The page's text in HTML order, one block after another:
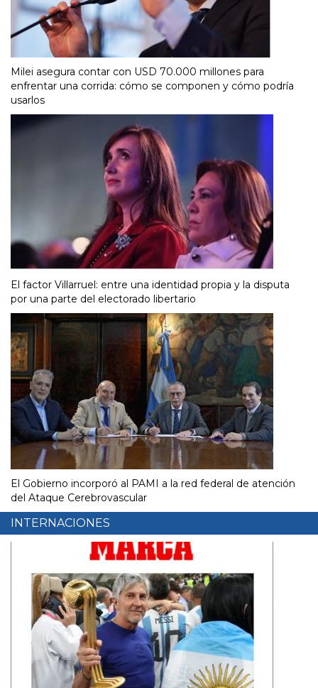
Milei asegura contar con USD 70.000 millones para
enfrentar una corrida: cómo se componen y cómo podría
usarlos
El factor Villarruel: entre una identidad propia y la disputa
por una parte del electorado libertario
El Gobierno incorporó al PAMI a la red federal de atención
del Ataque Cerebrovascular
INTERNACIONES